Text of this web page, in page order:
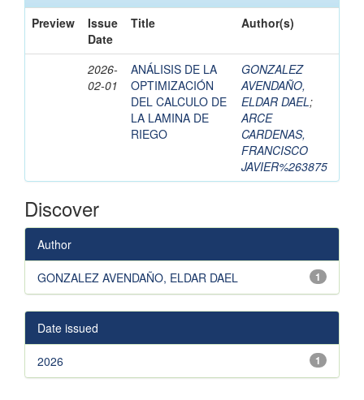
Preview
Issue
Date
Title Author(s)
2026-
02-01
ANÁLISIS DE LA
OPTIMIZACIÓN
DEL CALCULO DE
LA LAMINA DE
RIEGO
GONZALEZ
AVENDAÑO,
ELDAR DAEL;
ARCE
CARDENAS,
FRANCISCO
JAVIER%263875
Discover
Author
1
GONZALEZ AVENDAÑO, ELDAR DAEL
Date issued
1
2026